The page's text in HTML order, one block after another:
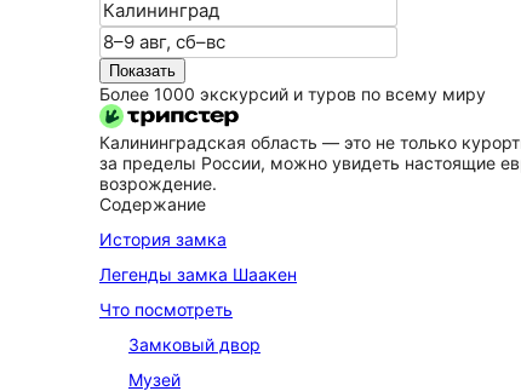
Показать
Более 1000 экскурсий и туров по всему миру
Калининградская область — это не только
за пределы России, можно увидеть настоящие
возрождение.
Содержание
История замка
Легенды замка Шаакен
Что посмотреть
Замковый двор
Музей